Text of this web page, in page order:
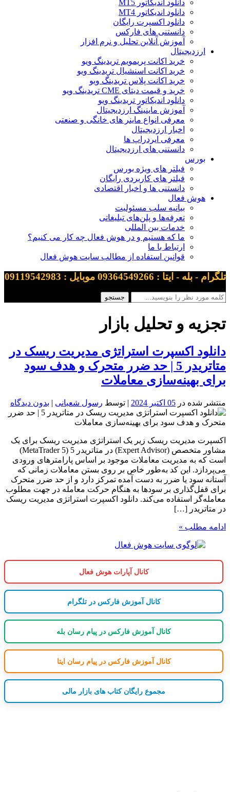
دانلود اندیکاتور MT5
دانلود اندیکاتور MT4
دانلود اکسپرت رایگان
دانستنی های فارکس
آموزش آنلاین تحلیل و نرم افزار
ارزدیجیتال
خرید اکانت پریمویم تریدینگ ویو
خرید اکانت اسنشیال تریدینگ ویو
خرید اکانت پلاس تریدینگ ویو
خرید و قیمت دیتای CME تریدینگ ویو
دانلود اندیکاتور تریدینگ ویو
آموزش ماینینگ ارزدیجیتال
معرفی انواع ماینر های خانگی و صنعتی
اخبار ارزدیجیتال
معرفی ایردراپ ها
دانستنی های ارزدیجیتال
بورس
فیلتر های ویژه بورس
فیلتر های کاربردی رایگان
دانستنی ها و اخبار اقتصادی
هوش فعال
بیانیه سلب مسئولیت
تعرفه‌ها و پلن‌های تبلیغاتی
خدمات بین المللی
ما که هستیم و در هوش فعال چه کار می کنیم؟
ارتباط با ما
قوانین استفاده از مطالب سایت هوش فعال
تلگرام - بله - ایتا : 09364549266 موبایل : 09119542983
تجزیه و تحلیل بازار
دانلود اکسپرت استراتژی مدیریت ریسک در
متاتریدر 5 | حد ضرر متحرک و هدف سود
برای بهینه‌سازی معاملات
منتشر شده در 05 اکتبر 2024 | توسط رسول شعبانی | بدون دیدگاه
اکسپرت مدیریت ریسک زیر یک استراتژی مدیریت ریسک برای یک
مشاور متخصص (Expert Advisor) در متاتریدر 5 (MetaTrader 5)
است که به مدیریت معاملات موجود بر اساس پارامترهای ورودی
می‌پردازد. این کد به‌طور خاص بر روی بستن معاملات زمانی که
آستانه سود یا ضرر به دست آمده تمرکز دارد و از حد ضرر متحرک
برای قفل‌گذاری بر سودها به هنگام حرکت معامله در جهت مطلوب
معامله‌گر استفاده می‌کند. دانلود اکسپرت استراتژی مدیریت ریسک
در متاتریدر […]
ادامه مطلب »
کانال آپارات هوش فعال
کانال آموزش فارکس در تلگرام
کانال آموزش فارکس در پیام رسان بله
کانال آموزش فارکس در پیام رسان ایتا
مجموع رایگان کتاب های بازار مالی